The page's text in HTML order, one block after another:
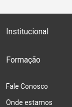
Institucional
Formação
Fale Conosco
Onde estamos